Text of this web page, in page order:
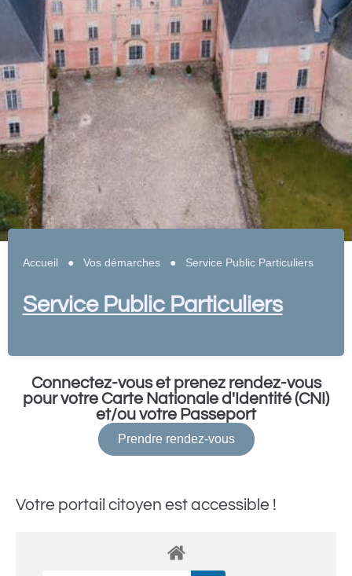
Accueil ● Vos démarches● Service Public Particuliers
Service Public Particuliers
Connectez-vous et prenez rendez-vous
pour votre Carte Nationale d'Identité (CNI)
et/ou votre Passeport
Prendre rendez-vous
Votre portail citoyen est accessible !